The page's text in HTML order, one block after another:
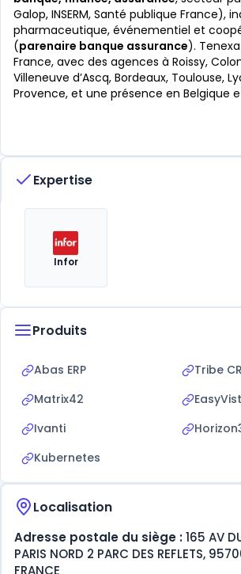
Galop, INSERM, Santé publique France),
pharmaceutique, événementiel et
(parenaire banque assurance).
France, avec des agences à Roissy,
Villeneuve d’Ascq, Bordeaux, Toulouse,
Provence, et une présence en Belgique
Expertise
Infor
Produits
Abas ERP
Tribe
Matrix42
Ivanti
Kubernetes
Localisation
Adresse postale du siège :165 AV
PARIS NORD 2 PARC DES REFLETS,
FRANCE